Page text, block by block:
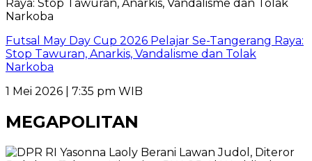
Futsal May Day Cup 2026 Pelajar Se-Tangerang Raya:
Stop Tawuran, Anarkis, Vandalisme dan Tolak
Narkoba
1 Mei 2026 | 7:35 pm WIB
MEGAPOLITAN